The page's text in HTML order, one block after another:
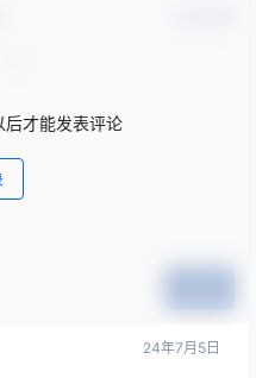
后才能发表评论
24年7月5日